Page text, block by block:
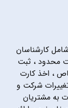
کارشناسان
محدود ، ثبت
، اخذ کارت
شرکت و
به مشتریان